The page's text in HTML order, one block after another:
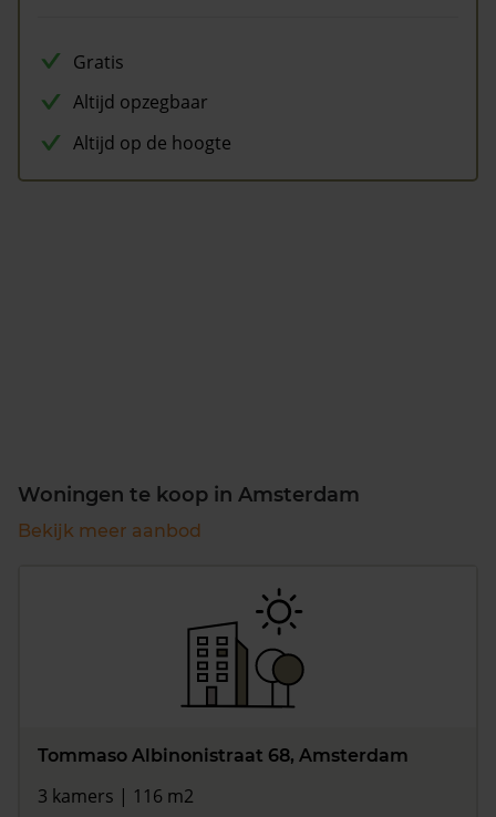
Gratis
Altijd opzegbaar
Altijd op de hoogte
Woningen te koop in Amsterdam
Bekijk meer aanbod
Tommaso Albinonistraat 68, Amsterdam
3 kamers | 116 m2